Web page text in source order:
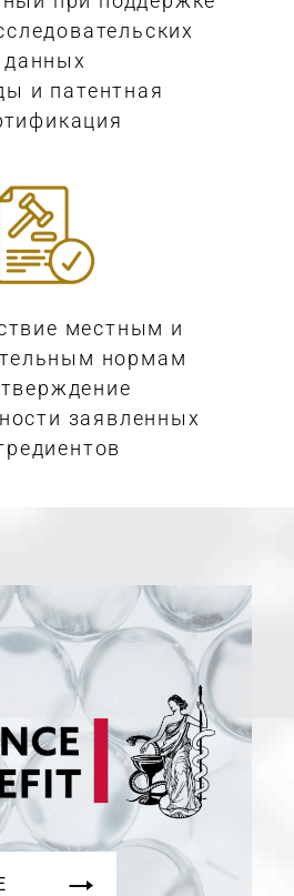
данных
и патентная
местным и
нормам
заявленных